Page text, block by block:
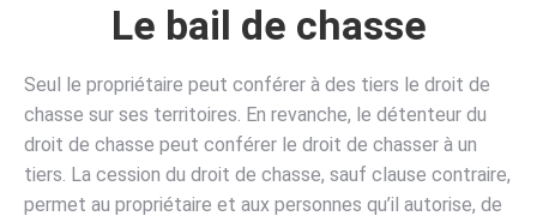
Le bail de chasse
Seul le propriétaire peut conférer à des tiers le droit de
chasse sur ses territoires. En revanche, le détenteur du
droit de chasse peut conférer le droit de chasser à un
tiers. La cession du droit de chasse, sauf clause contraire,
permet au propriétaire et aux personnes qu’il autorise, de